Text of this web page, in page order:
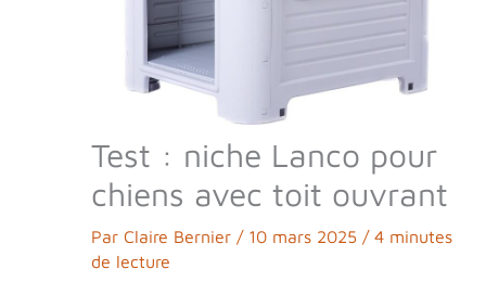
Test : niche Lanco pour
chiens avec toit ouvrant
Par Claire Bernier / 10 mars 2025 / 4 minutes
de lecture